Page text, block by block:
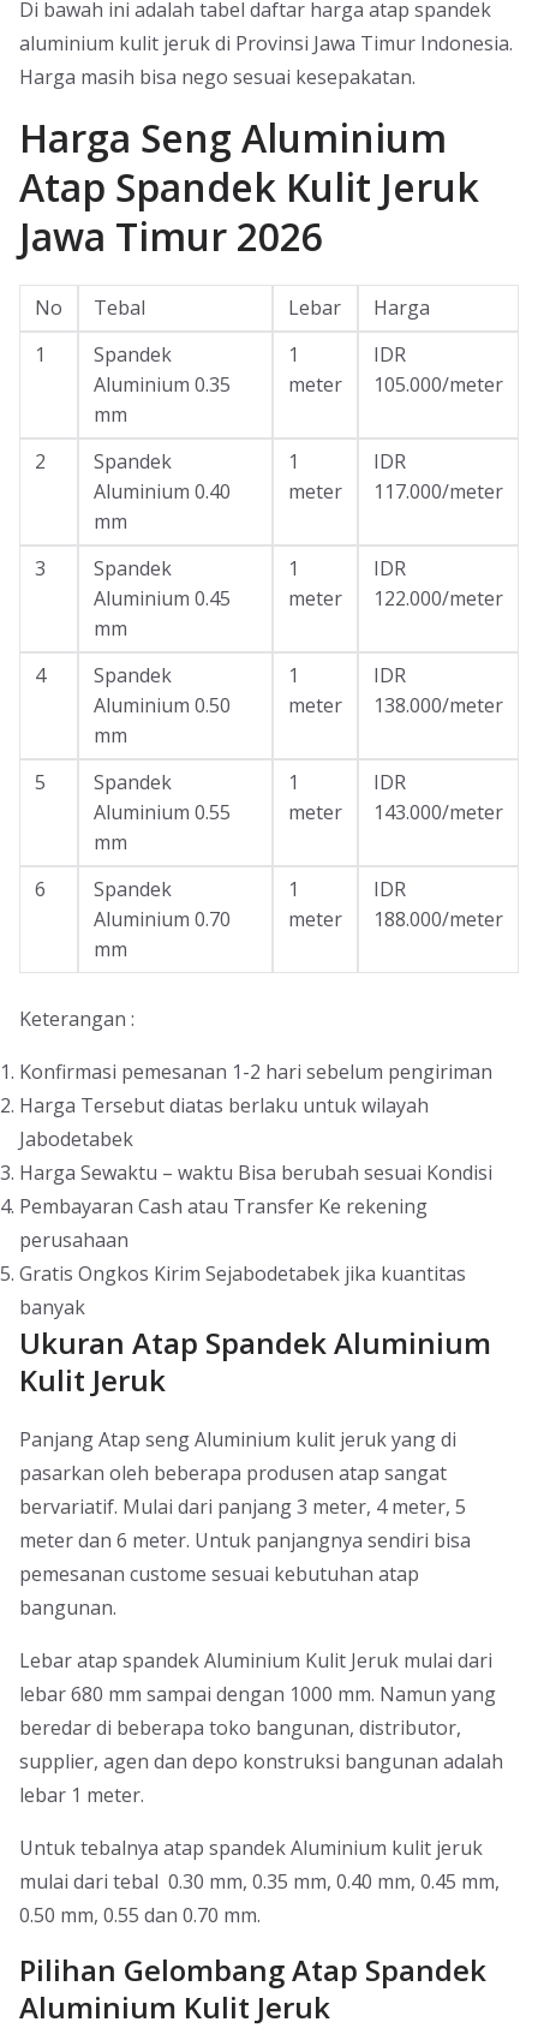
Di bawah ini adalah tabel daftar harga atap spandek
aluminium kulit jeruk di Provinsi Jawa Timur Indonesia.
Harga masih bisa nego sesuai kesepakatan.
Harga Seng Aluminium
Atap Spandek Kulit Jeruk
Jawa Timur 2026
No Tebal Lebar
Harga
1
Spandek
Aluminium 0.35
mm
1
meter
IDR
105.000/meter
2
Spandek
Aluminium 0.40
mm
1
meter
IDR
117.000/meter
3
Spandek
Aluminium 0.45
mm
1
meter
IDR
122.000/meter
4
Spandek
Aluminium 0.50
mm
1
meter
IDR
138.000/meter
5
Spandek
Aluminium 0.55
mm
1
meter
IDR
143.000/meter
6
Spandek
Aluminium 0.70
mm
1
meter
IDR
188.000/meter
Keterangan :
Konfirmasi pemesanan 1-2 hari sebelum pengiriman
Harga Tersebut diatas berlaku untuk wilayah
Jabodetabek
Harga Sewaktu – waktu Bisa berubah sesuai Kondisi
Pembayaran Cash atau Transfer Ke rekening
perusahaan
Gratis Ongkos Kirim Sejabodetabek jika kuantitas
banyak
Ukuran Atap Spandek Aluminium
Kulit Jeruk
Panjang Atap seng Aluminium kulit jeruk yang di
pasarkan oleh beberapa produsen atap sangat
bervariatif. Mulai dari panjang 3 meter, 4 meter, 5
meter dan 6 meter. Untuk panjangnya sendiri bisa
pemesanan custome sesuai kebutuhan atap
bangunan.
Lebar atap spandek Aluminium Kulit Jeruk mulai dari
lebar 680 mm sampai dengan 1000 mm. Namun yang
beredar di beberapa toko bangunan, distributor,
supplier, agen dan depo konstruksi bangunan adalah
lebar 1 meter.
Untuk tebalnya atap spandek Aluminium kulit jeruk
mulai dari tebal 0.30 mm, 0.35 mm, 0.40 mm, 0.45 mm,
0.50 mm, 0.55 dan 0.70 mm.
Pilihan Gelombang Atap Spandek
Aluminium Kulit Jeruk